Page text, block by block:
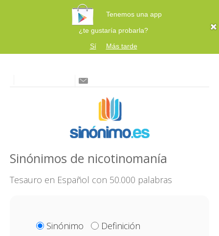
Tenemos una app
¿te gustaría probarla?
Sí
Más tarde
Sinónimos de nicotinomanía
Tesauro en Español con 50.000 palabras
Sinónimo
Definición